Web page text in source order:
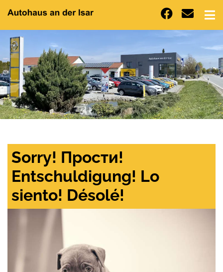
Sorry! Прости!
Entschuldigung! Lo
siento! Désolé!